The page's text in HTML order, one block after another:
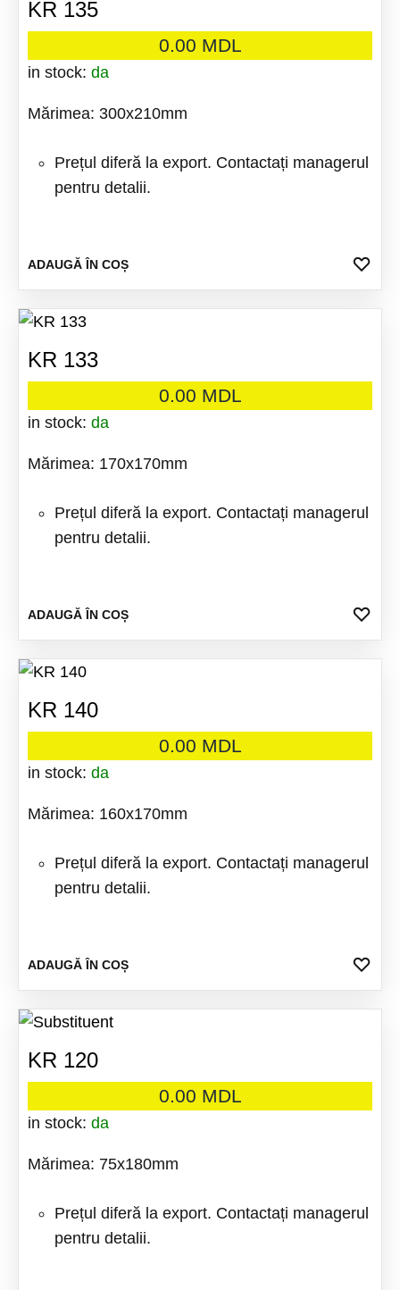
KR 135
0.00 MDL
in stock: da
Mărimea: 300x210mm
Prețul diferă la export. Contactați managerul
pentru detalii.
ADAUGĂ ÎN COȘ
KR 133
0.00 MDL
in stock: da
Mărimea: 170x170mm
Prețul diferă la export. Contactați managerul
pentru detalii.
ADAUGĂ ÎN COȘ
KR 140
0.00 MDL
in stock: da
Mărimea: 160x170mm
Prețul diferă la export. Contactați managerul
pentru detalii.
ADAUGĂ ÎN COȘ
KR 120
0.00 MDL
in stock: da
Mărimea: 75x180mm
Prețul diferă la export. Contactați managerul
pentru detalii.